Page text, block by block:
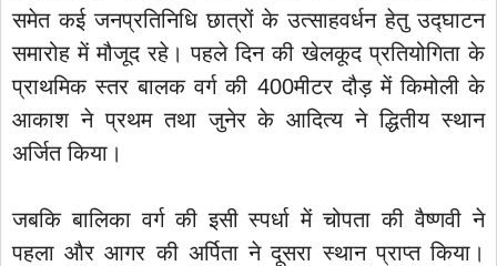
समेत कई जनप्रतिनिधि छात्रों के उत्साहवर्धन हेतु उद्घाटन
समारोह में मौजूद रहे। पहले दिन की खेलकूद प्रतियोगिता के
प्राथमिक स्तर बालक वर्ग की 400मीटर दौड़ में किमोली के
आकाश ने प्रथम तथा जुनेर के आदित्य ने द्धितीय स्थान
अर्जित किया।
जबकि बालिका वर्ग की इसी स्पर्धा में चोपता की वैष्णवी ने
पहला और आगर की अर्पिता ने दूसरा स्थान प्राप्त किया।